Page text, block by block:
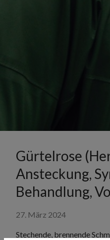
Gürtelrose
Ansteckung,
Behandlung,
27. März 2024
Stechende, brennende